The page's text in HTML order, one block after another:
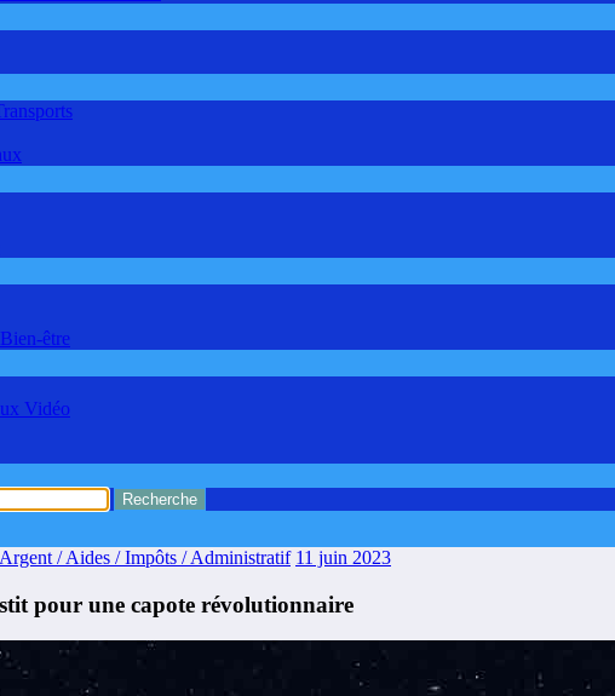
être
Vidéo
/ Aides / Impôts / Administratif 11 juin 2023
pour une capote révolutionnaire